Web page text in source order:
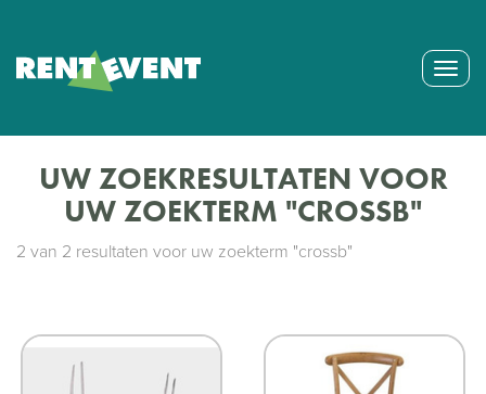
UW ZOEKRESULTATEN VOOR
UW ZOEKTERM "CROSSB"
2 van 2 resultaten voor uw zoekterm "crossb"